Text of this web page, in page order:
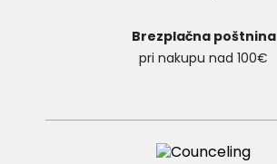
Brezplačna poštnina
pri nakupu nad 100€